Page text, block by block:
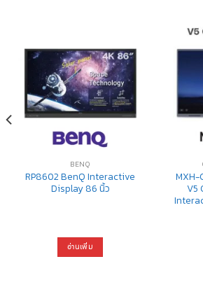
BENQ
RP8602 BenQ Interactive
Display 86 นิ้ว
อ่านเพิ่ม
MXH-
V5